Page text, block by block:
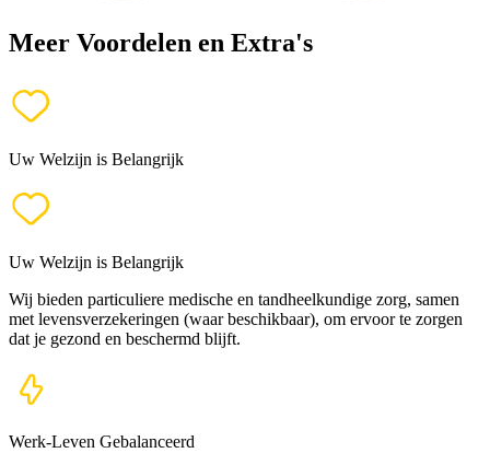
Meer Voordelen en Extra's
Uw Welzijn is Belangrijk
Uw Welzijn is Belangrijk
Wij bieden particuliere medische en tandheelkundige zorg, samen
met levensverzekeringen (waar beschikbaar), om ervoor te zorgen
dat je gezond en beschermd blijft.
Werk-Leven Gebalanceerd